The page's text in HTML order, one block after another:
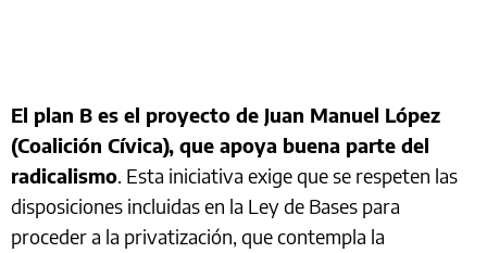
El plan B es el proyecto de Juan Manuel López
(Coalición Cívica), que apoya buena parte del
radicalismo. Esta iniciativa exige que se respeten las
disposiciones incluidas en la Ley de Bases para
proceder a la privatización, que contempla la